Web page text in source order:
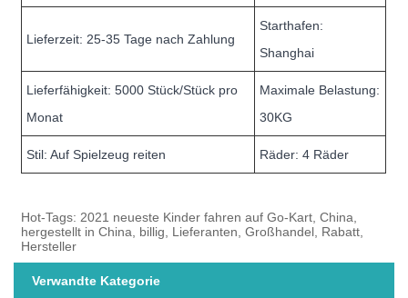
Lieferzeit: 25-35 Tage nach Zahlung
Starthafen:
Shanghai
Lieferfähigkeit: 5000 Stück/Stück pro
Monat
Maximale Belastung:
30KG
Stil: Auf Spielzeug reiten Räder: 4 Räder
Hot-Tags: 2021 neueste Kinder fahren auf Go-Kart, China,
hergestellt in China, billig, Lieferanten, Großhandel, Rabatt,
Hersteller
Verwandte Kategorie